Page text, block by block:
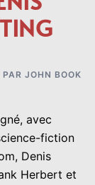
PAR JOHN BOOK
avec
fiction
Denis
Herbert et